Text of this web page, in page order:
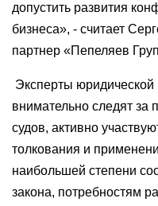
допустить развития
бизнеса», - считает
партнер «Пепеляев
Эксперты
внимательно следят за
судов, активно
толкования и
наибольшей степени
закона, потребностям